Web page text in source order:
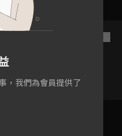
，我們為會員提供了